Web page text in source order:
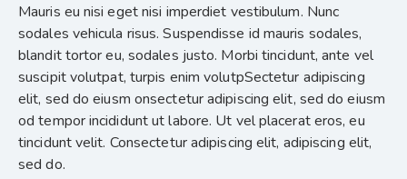
Mauris eu nisi eget nisi imperdiet vestibulum. Nunc
sodales vehicula risus. Suspendisse id mauris sodales,
blandit tortor eu, sodales justo. Morbi tincidunt, ante vel
suscipit volutpat, turpis enim volutpSectetur adipiscing
elit, sed do eiusm onsectetur adipiscing elit, sed do eiusm
od tempor incididunt ut labore. Ut vel placerat eros, eu
tincidunt velit. Consectetur adipiscing elit, adipiscing elit,
sed do.